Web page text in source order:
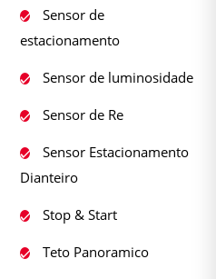
Sensor de
estacionamento
Sensor de luminosidade
Sensor de Re
Sensor Estacionamento
Dianteiro
Stop & Start
Teto Panoramico